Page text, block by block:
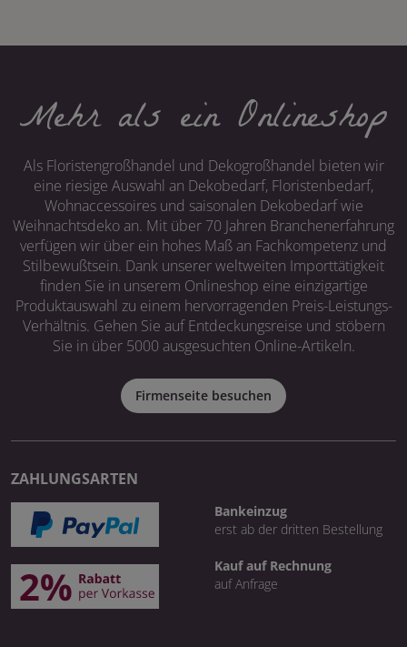
Mehr als ein Onlineshop
Als Floristengroßhandel und Dekogroßhandel bieten wir
eine riesige Auswahl an Dekobedarf, Floristenbedarf,
Wohnaccessoires und saisonalen Dekobedarf wie
Weihnachtsdeko an. Mit über 70 Jahren Branchenerfahrung
verfügen wir über ein hohes Maß an Fachkompetenz und
Stilbewußtsein. Dank unserer weltweiten Importtätigkeit
finden Sie in unserem Onlineshop eine einzigartige
Produktauswahl zu einem hervorragenden Preis-Leistungs-
Verhältnis. Gehen Sie auf Entdeckungsreise und stöbern
Sie in über 5000 ausgesuchten Online-Artikeln.
Firmenseite besuchen
ZAHLUNGSARTEN
Bankeinzug
erst ab der dritten Bestellung
Kauf auf Rechnung
auf Anfrage